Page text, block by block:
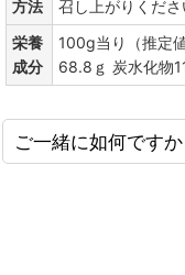
方法
召し上がりくださ
栄養
成分
100g当り（推定
68.8ｇ 炭水化物
ご一緒に如何ですか